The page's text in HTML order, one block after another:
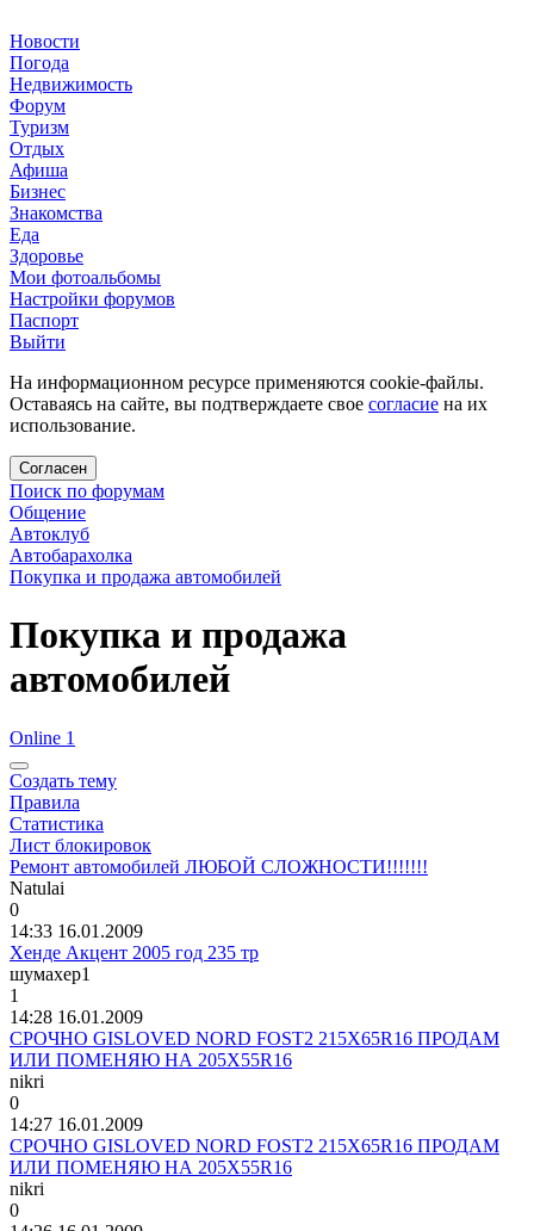
Новости
Погода
Недвижимость
Форум
Туризм
Отдых
Афиша
Бизнес
Знакомства
Еда
Здоровье
Мои фотоальбомы
Настройки форумов
Паспорт
Выйти
На информационном ресурсе применяются cookie-файлы.
Оставаясь на сайте, вы подтверждаете свое согласие на их
использование.
Согласен
Поиск по форумам
Общение
Автоклуб
Автобарахолка
Покупка и продажа автомобилей
Покупка и продажа
автомобилей
Online 1
Создать тему
Правила
Статистика
Лист блокировок
Ремонт автомобилей ЛЮБОЙ СЛОЖНОСТИ!!!!!!!
Natulai
0
14:33 16.01.2009
Хенде Акцент 2005 год 235 тр
шумахер1
1
14:28 16.01.2009
СРОЧНО GISLOVED NORD FOST2 215Х65R16 ПРОДАМ
ИЛИ ПОМЕНЯЮ НА 205Х55R16
nikri
0
14:27 16.01.2009
СРОЧНО GISLOVED NORD FOST2 215Х65R16 ПРОДАМ
ИЛИ ПОМЕНЯЮ НА 205Х55R16
nikri
0